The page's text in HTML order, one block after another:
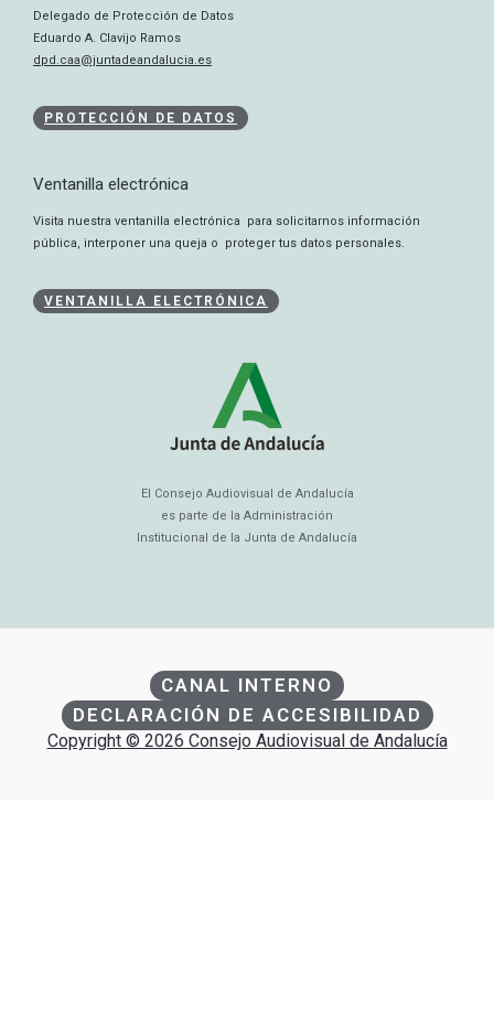
Delegado de Protección de Datos
Eduardo A. Clavijo Ramos
dpd.caa@juntadeandalucia.es
PROTECCIÓN DE DATOS
Ventanilla electrónica
Visita nuestra ventanilla electrónica para solicitarnos información
pública, interponer una queja o proteger tus datos personales.
VENTANILLA ELECTRÓNICA
El Consejo Audiovisual de Andalucía
es parte de la Administración
Institucional de la Junta de Andalucía
CANAL INTERNO
DECLARACIÓN DE ACCESIBILIDAD
Copyright © 2026 Consejo Audiovisual de Andalucía